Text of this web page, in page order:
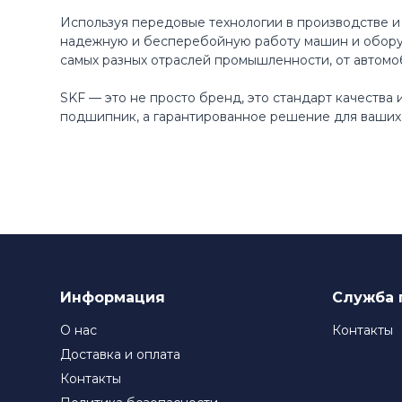
Используя передовые технологии в производстве
надежную и бесперебойную работу машин и
самых разных отраслей промышленности, от
SKF — это не просто бренд, это стандарт
подшипник, а гарантированное решение для
Информация
О нас
Доставка и оплата
Контакты
Служба
Контакты